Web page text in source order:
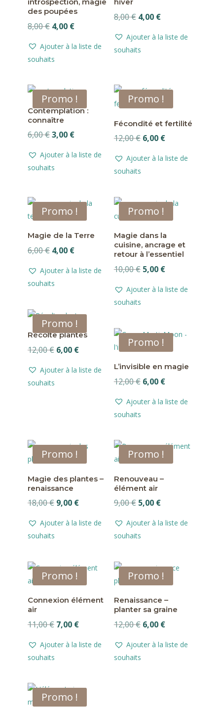
des poupées
8,00€ Le
initial
était :
4,00 €Le
actuel
Ajouter à la liste de
souhaits
8,00€ Le
initial
était :
4,00 €Le
actuel
Ajouter à la liste de
souhaits
Promo !
Contemplation :
connaître
6,00€Le
initial
était :
3,00 €Le
actuel
Ajouter à la liste de
souhaits
Promo !
Fécondité et fertilité
12,00€ Le
initial
6,00 €Le
actuel
Ajouter à la liste de
souhaits
Promo !
Magie de la Terre
6,00€ Le
initial
était :
4,00 €Le
actuel
Ajouter à la liste de
souhaits
Promo !
Magie dans la
cuisine, ancrage et
retour à l’essentiel
10,00€ Le
initial
5,00 €Le
actuel
Ajouter à la liste de
souhaits
Promo !
Récolte plantes
12,00€ Le
initial
6,00 €Le
actuel
Ajouter à la liste de
souhaits
Promo !
L’invisible en magie
12,00€ Le
initial
6,00 €Le
actuel
Ajouter à la liste de
souhaits
Promo !
Magie des plantes –
renaissance
18,00€ Le
initial
9,00 €Le
actuel
Ajouter à la liste de
souhaits
Promo !
Renouveau –
élément air
9,00€ Le
initial
était :
5,00 €Le
actuel
Ajouter à la liste de
souhaits
Promo !
Connexion élément
air
11,00€ Le
initial
7,00 €Le
actuel
Ajouter à la liste de
souhaits
Promo !
Renaissance –
planter sa graine
12,00€ Le
initial
6,00 €Le
actuel
Ajouter à la liste de
souhaits
Promo !